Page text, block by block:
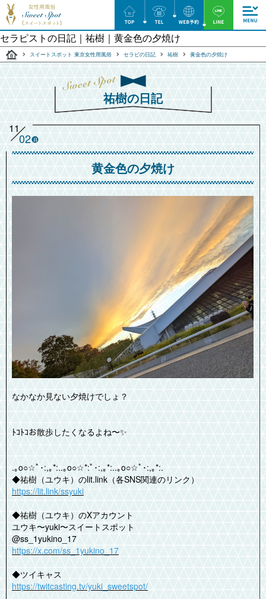
セラピストの日記｜祐樹｜黄金色の夕焼け
スイートスポット 東京女性用風俗 セラピの日記 祐樹 黄金色の夕焼け
祐樹の日記
11
02 日
黄金色の夕焼け
なかなか見ない夕焼けでしょ？
ﾄｺﾄｺお散歩したくなるよね〜✨️
.｡o○☆ﾟ･:,｡*:..｡o○☆*:ﾟ･:,｡*:..｡o○☆ﾟ･:,｡*:.
◆祐樹（ユウキ）のlit.link（各SNS関連のリンク）
https://lit.link/ssyuki
◆祐樹（ユウキ）のXアカウント
ユウキ〜yuki〜スイートスポット
@ss_1yukino_17
https://x.com/ss_1yukino_17
◆ツイキャス
https://twitcasting.tv/yuki_sweetspot/